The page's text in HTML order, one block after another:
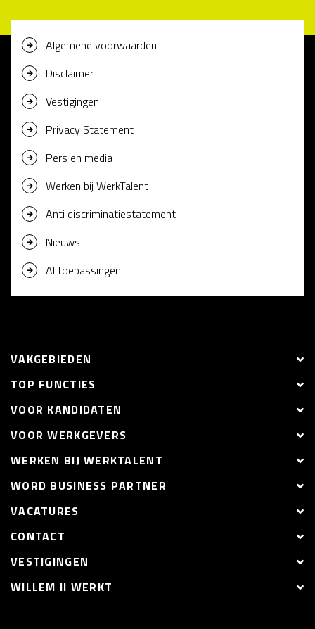
Algemene voorwaarden
Disclaimer
Vestigingen
Privacy Statement
Pers en media
Werken bij WerkTalent
Anti discriminatiestatement
Nieuws
AI toepassingen
VAKGEBIEDEN
TOP FUNCTIES
VOOR KANDIDATEN
VOOR WERKGEVERS
WERKEN BIJ WERKTALENT
WORD BUSINESS PARTNER
VACATURES
CONTACT
VESTIGINGEN
WILLEM II WERKT